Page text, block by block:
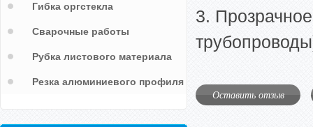
3.
Оставить отзыв
Гибка оргстекла
Сварочные работы
Рубка листового материала
Резка алюминиевого профиля